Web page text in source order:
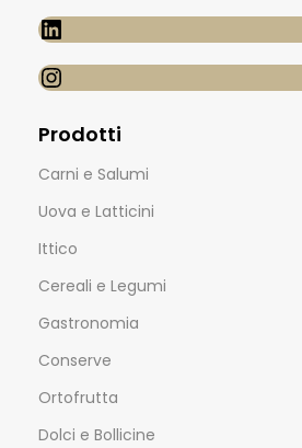
Prodotti
Carni e Salumi
Uova e Latticini
Ittico
Cereali e Legumi
Gastronomia
Conserve
Ortofrutta
Dolci e Bollicine